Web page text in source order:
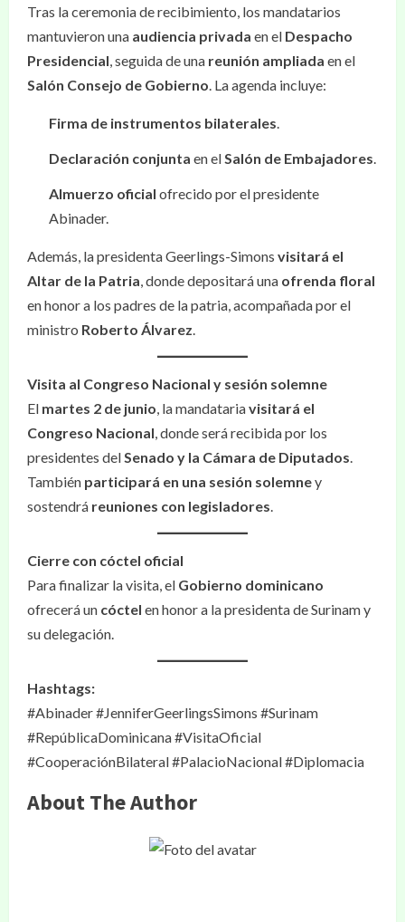
Tras la ceremonia de recibimiento, los mandatarios
mantuvieron una audiencia privada en el Despacho
Presidencial, seguida de una reunión ampliada en el
Salón Consejo de Gobierno. La agenda incluye:
Firma de instrumentos bilaterales.
Declaración conjunta en elSalón de Embajadores.
Almuerzo oficial ofrecido por el presidente
Abinader.
Además, la presidenta Geerlings-Simons visitará el
Altar de la Patria, donde depositará una ofrenda floral
en honor a los padres de la patria, acompañada por el
ministro Roberto Álvarez.
Visita al Congreso Nacional y sesión solemne
El martes 2 de junio, la mandatariavisitará el
Congreso Nacional, donde será recibida por los
presidentes delSenado y la Cámara de Diputados.
También participará en una sesión solemney
sostendrá reuniones con legisladores.
Cierre con cóctel oficial
Para finalizar la visita, el Gobierno dominicano
ofrecerá un cóctel en honor a la presidenta de Surinam y
su delegación.
Hashtags:
#Abinader #JenniferGeerlingsSimons #Surinam
#RepúblicaDominicana #VisitaOficial
#CooperaciónBilateral #PalacioNacional #Diplomacia
About The Author